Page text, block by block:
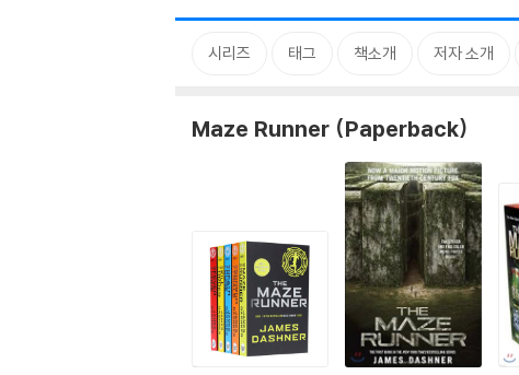
시리즈 태그 책소개 저자 소개
Maze Runner (Paperback)